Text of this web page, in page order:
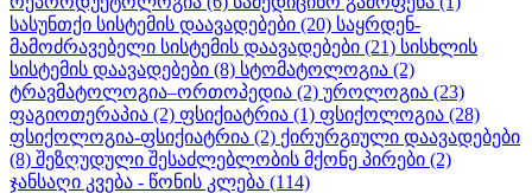
სასუნთქი სისტემის დაავადებები (20) საყრდენ-
მამოძრავებელი სისტემის დაავადებები (21) სისხლის
სისტემის დაავადებები (8) სტომატოლოგია (2)
ტრავმატოლოგია–ორთოპედია (2) უროლოგია (23)
ფაგიოთერაპია (2) ფსიქიატრია (1) ფსიქოლოგია (28)
ფსიქოლოგია-ფსიქიატრია (2) ქირურგიული დაავადებები
(8) შეზღუდული შესაძლებლობის მქონე პირები (2)
ჯანსაღი კვება - წონის კლება (114)